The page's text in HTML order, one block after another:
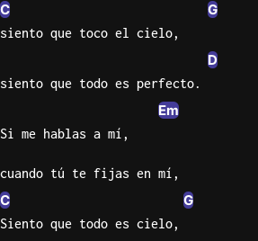
C G
siento que toco el cielo,
D
siento que todo es perfecto.
Em
Si me hablas a mí,
cuando tú te fijas en mí,
C G
Siento que todo es cielo,